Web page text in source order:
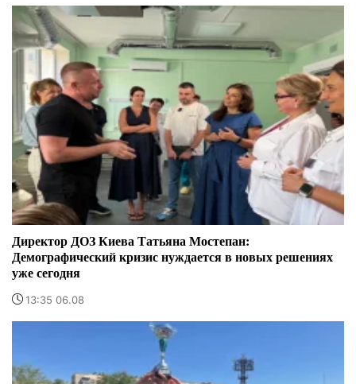
Директор ДОЗ Киева Татьяна Мостепан:
Демографический кризис нуждается в новых решениях
уже сегодня
13:35 06.08